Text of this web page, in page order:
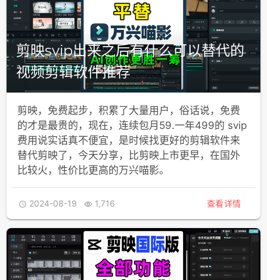
剪映svip出来之后有什么可以替代的
视频剪辑软件推荐
剪映，免费起步，积累了大量用户，俗话说，免费
的才是最贵的，现在，连续包月59.一年499的 svip
费用说实话真不便宜，是时候找更好的剪辑软件来
替代剪映了，今天分享，比剪映上市更早，在国外
比较火，性价比更高的万兴喵影。
 2024-08-19  1,716 查看详情